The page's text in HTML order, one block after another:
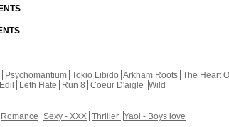
Psychomantium Tokio Libido Arkham Roots The Heart
Edil Leth Hate Run 8 Coeur D'aigle Wild
Romance Sexy - XXX Thriller Yaoi - Boys love